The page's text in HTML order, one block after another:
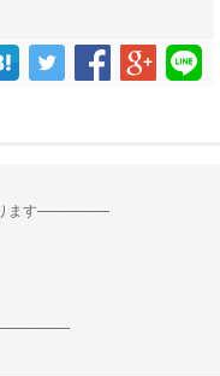
す--------------------